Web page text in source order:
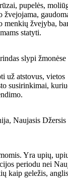
pupelės,
menkių žvejyba,
statyti.
slypi
už atstovus, vietos
susirinkimai,
Naujasis Džersis
Yra upių,
periodu nei
kaip geležis,